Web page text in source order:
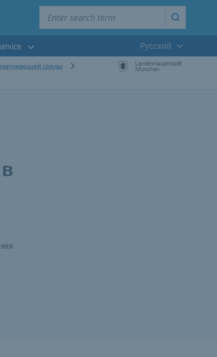
Start
Текущий
Pусский
среды